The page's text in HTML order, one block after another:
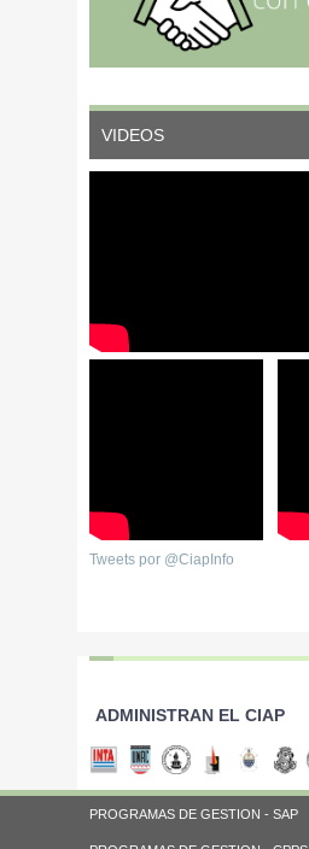
PREVIO AL
CONSUMO EN LA
VIDEOS
Tweets por @CiapInfo
ADMINISTRAN EL CIAP
PROGRAMAS DE GESTION - SAP